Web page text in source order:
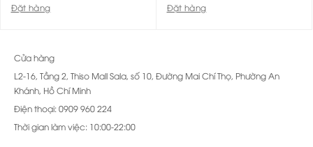
Đặt hàng Đặt hàng
Cửa hàng
L2-16, Tầng 2, Thiso Mall Sala, số 10, Đường Mai Chí Thọ, Phường An
Khánh, Hồ Chí Minh
Điện thoại: 0909 960 224
Thời gian làm việc: 10:00-22:00